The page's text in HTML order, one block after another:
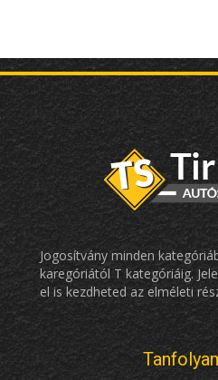
Jogosítvány minden
karegóriától T kategóriáig.
el is kezdheted az elméleti